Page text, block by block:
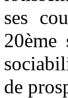
ses
20ème
de